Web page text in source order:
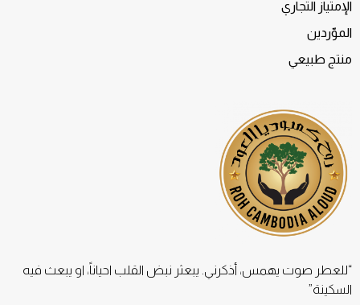
“للعطر صوت يهمس، أذكرني. يبعثر نبض القلب احياناً، او يبعث فيه
السكينة”
الإمتياز التجاري
الموّردين
منتج طبيعي